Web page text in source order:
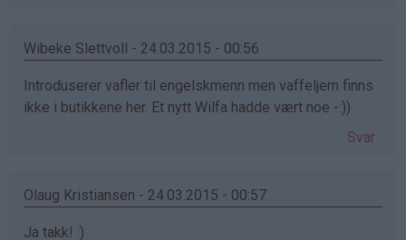
Wibeke Slettvoll - 24.03.2015 - 00:56
Introduserer vafler til engelskmenn men vaffeljern finns
ikke i butikkene her. Et nytt Wilfa hadde vært noe -:))
Svar
Olaug Kristiansen - 24.03.2015 - 00:57
Ja takk! :)